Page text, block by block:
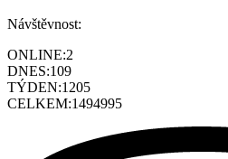
Návštěvnost:
ONLINE:2
DNES:109
TÝDEN:1205
CELKEM:1494995